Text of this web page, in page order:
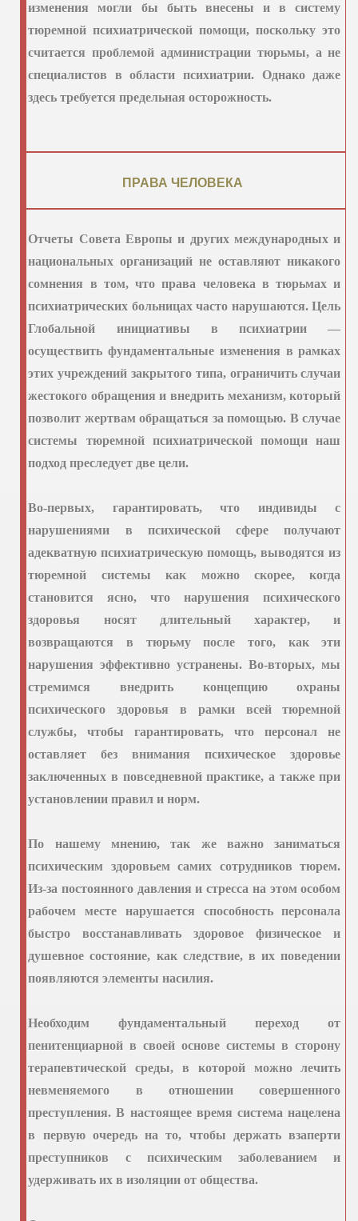
изменения могли бы быть внесены и в систему
тюремной психиатрической помощи, поскольку это
считается проблемой администрации тюрьмы, а не
специалистов в области психиатрии. Однако даже
здесь требуется предельная осторожность.
ПРАВА ЧЕЛОВЕКА
Отчеты Совета Европы и других международных и
национальных организаций не оставляют никакого
сомнения в том, что права человека в тюрьмах и
психиатрических больницах часто нарушаются. Цель
Глобальной инициативы в психиатрии —
осуществить фундаментальные изменения в рамках
этих учреждений закрытого типа, ограничить случаи
жестокого обращения и внедрить механизм, который
позволит жертвам обращаться за помощью. В случае
системы тюремной психиатрической помощи наш
подход преследует две цели.
Во-первых, гарантировать, что индивиды с
нарушениями в психической сфере получают
адекватную психиатрическую помощь, выводятся из
тюремной системы как можно скорее, когда
становится ясно, что нарушения психического
здоровья носят длительный характер, и
возвращаются в тюрьму после того, как эти
нарушения эффективно устранены. Во-вторых, мы
стремимся внедрить концепцию охраны
психического здоровья в рамки всей тюремной
службы, чтобы гарантировать, что персонал не
оставляет без внимания психическое здоровье
заключенных в повседневной практике, а также при
установлении правил и норм.
По нашему мнению, так же важно заниматься
психическим здоровьем самих сотрудников тюрем.
Из-за постоянного давления и стресса на этом особом
рабочем месте нарушается способность персонала
быстро восстанавливать здоровое физическое и
душевное состояние, как следствие, в их поведении
появляются элементы насилия.
Необходим фундаментальный переход от
пенитенциарной в своей основе системы в сторону
терапевтической среды, в которой можно лечить
невменяемого в отношении совершенного
преступления. В настоящее время система нацелена
в первую очередь на то, чтобы держать взаперти
преступников с психическим заболеванием и
удерживать их в изоляции от общества.